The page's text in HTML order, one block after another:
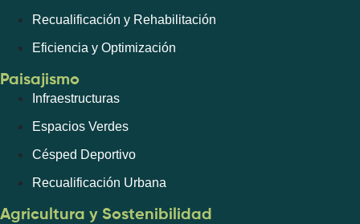
Recualificación y Rehabilitación
Eficiencia y Optimización
Paisajismo
Infraestructuras
Espacios Verdes
Césped Deportivo
Recualificación Urbana
Agricultura y Sostenibilidad